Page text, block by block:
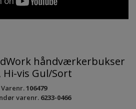
håndværkerbukser
Hi-vis Gul/Sort
Varenr.106479
varenr. 6233-0466